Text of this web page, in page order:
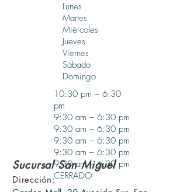
Lunes
Martes
Miércoles
Jueves
Viernes
Sábado
Domingo
10:30 pm – 6:30
pm
9:30 am – 6:30 pm
9:30 am – 6:30 pm
9:30 am – 6:30 pm
9:30 am – 6:30 pm
9:30 am – 6:30 pm
CERRADO
Sucursal San Miguel
Dirección: